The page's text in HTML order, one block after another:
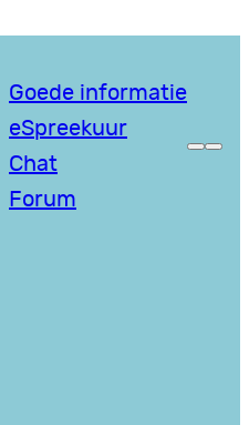
Goede informatie
eSpreekuur
Chat
Forum